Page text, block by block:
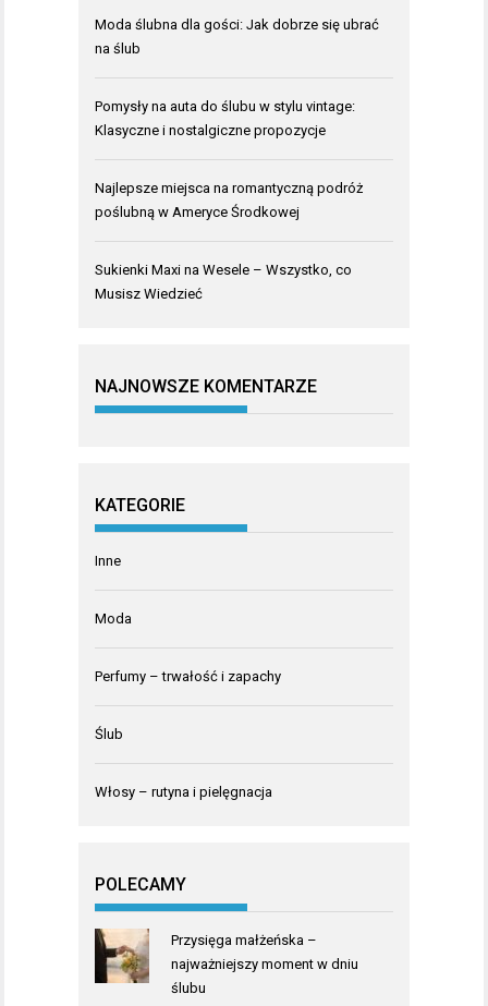
Moda ślubna dla gości: Jak dobrze się ubrać
na ślub
Pomysły na auta do ślubu w stylu vintage:
Klasyczne i nostalgiczne propozycje
Najlepsze miejsca na romantyczną podróż
poślubną w Ameryce Środkowej
Sukienki Maxi na Wesele – Wszystko, co
Musisz Wiedzieć
NAJNOWSZE KOMENTARZE
KATEGORIE
Inne
Moda
Perfumy – trwałość i zapachy
Ślub
Włosy – rutyna i pielęgnacja
POLECAMY
Przysięga małżeńska –
najważniejszy moment w dniu
ślubu